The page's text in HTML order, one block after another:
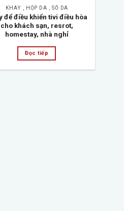
KHAY , HỘP DA , SỔ DA
để điều khiển tivi điều hòa
cho khách sạn, resrot,
homestay, nhà nghỉ
Đọc tiếp